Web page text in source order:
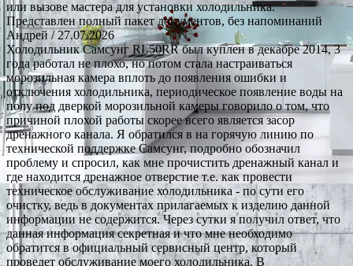
или вызове мастера для установки холодильника.
Представлен полный пакет документов, без напоминаний
Андрей / 27.07.2026
Холодильник Самсунг RL50RR был куплен в декабре 2014, 3
года работал не плохо, но потом стала настраиваться
морозильная камера вплоть до появления ошибки и
отключения холодильника, периодическое появление воды на
полу под дверкой морозильной камеры говорило о том, что
причиной плохой работы скорее всего является засор
дренажного канала. Я обратился в на горячую линию по
технической поддержке Самсунг, подробно обозначил
проблему и спросил, как мне прочистить дренажный канал и
где находится дренажное отверстие т.е. как провести
техническое обслуживание холодильника - по сути его
очистку, ведь в документах прилагаемых к изделию данной
информации не содержится. Через сутки я получил ответ, что
данная информация секретная и что мне необходимо
обратится в официальный сервисный центр, который
проведет обслуживание моего холодильника. В